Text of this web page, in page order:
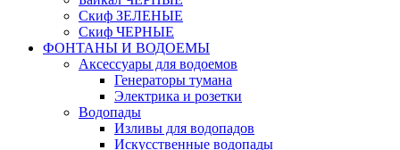
Скиф ЗЕЛЕНЫЕ
Скиф ЧЕРНЫЕ
ФОНТАНЫ И ВОДОЕМЫ
Аксессуары для водоемов
Генераторы тумана
Электрика и розетки
Водопады
Изливы для водопадов
Искусственные водопады